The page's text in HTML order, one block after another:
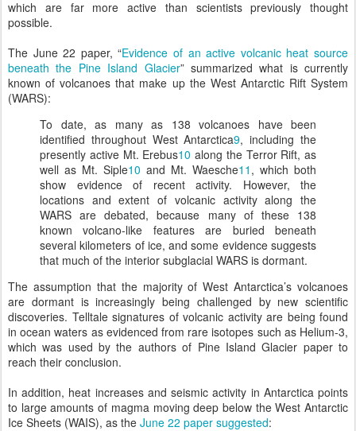
which are far more active than scientists previously thought
possible.
The June 22 paper, “Evidence of an active volcanic heat source
beneath the Pine Island Glacier” summarized what is currently
known of volcanoes that make up the West Antarctic Rift System
(WARS):
To date, as many as 138 volcanoes have been
identified throughout West Antarctica9, including the
presently active Mt. Erebus10 along the Terror Rift, as
well as Mt. Siple10 and Mt. Waesche11 , which both
show evidence of recent activity. However, the
locations and extent of volcanic activity along the
WARS are debated, because many of these 138
known volcano-like features are buried beneath
several kilometers of ice, and some evidence suggests
that much of the interior subglacial WARS is dormant.
The assumption that the majority of West Antarctica’s volcanoes
are dormant is increasingly being challenged by new scientific
discoveries. Telltale signatures of volcanic activity are being found
in ocean waters as evidenced from rare isotopes such as Helium-3,
which was used by the authors of Pine Island Glacier paper to
reach their conclusion.
In addition, heat increases and seismic activity in Antarctica points
to large amounts of magma moving deep below the West Antarctic
Ice Sheets (WAIS), as the June 22 paper suggested: